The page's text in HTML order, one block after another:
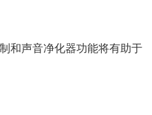
和声音净化器功能将有助于